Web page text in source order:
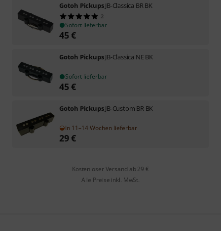
Gotoh PickupsJB-Classica BR BK
2
Sofort lieferbar
45€
Gotoh PickupsJB-Classica NE BK
Sofort lieferbar
45€
Gotoh PickupsJB-Custom BR BK
In 11–14 Wochen lieferbar
29€
Kostenloser Versand ab 29 €
Alle Preise inkl. MwSt.